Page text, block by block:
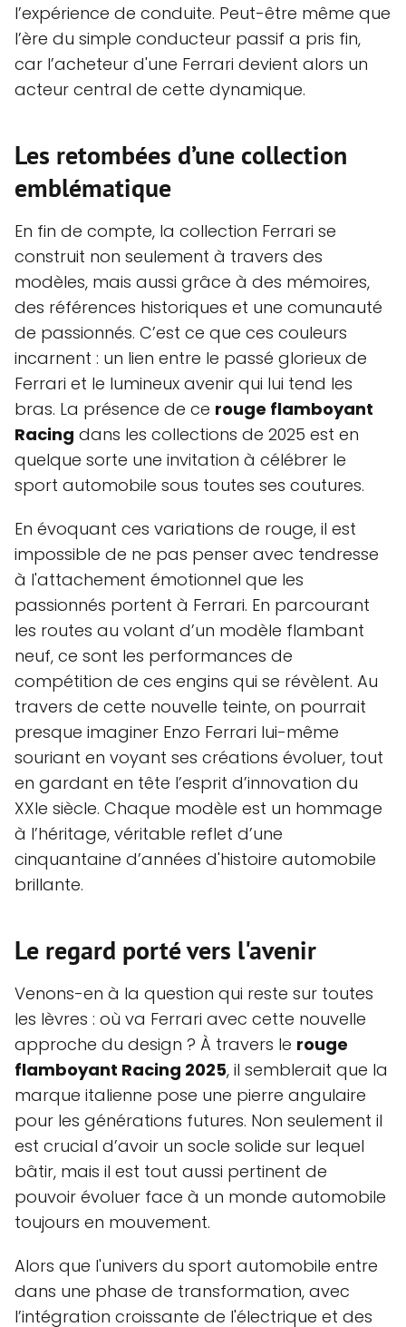
l’expérience de conduite. Peut-être même que
l’ère du simple conducteur passif a pris fin,
car l’acheteur d'une Ferrari devient alors un
acteur central de cette dynamique.
Les retombées d’une collection
emblématique
En fin de compte, la collection Ferrari se
construit non seulement à travers des
modèles, mais aussi grâce à des mémoires,
des références historiques et une comunauté
de passionnés. C’est ce que ces couleurs
incarnent : un lien entre le passé glorieux de
Ferrari et le lumineux avenir qui lui tend les
bras. La présence de ce rouge flamboyant
Racing dans les collections de 2025 est en
quelque sorte une invitation à célébrer le
sport automobile sous toutes ses coutures.
En évoquant ces variations de rouge, il est
impossible de ne pas penser avec tendresse
à l'attachement émotionnel que les
passionnés portent à Ferrari. En parcourant
les routes au volant d’un modèle flambant
neuf, ce sont les performances de
compétition de ces engins qui se révèlent. Au
travers de cette nouvelle teinte, on pourrait
presque imaginer Enzo Ferrari lui-même
souriant en voyant ses créations évoluer, tout
en gardant en tête l’esprit d’innovation du
XXIe siècle. Chaque modèle est un hommage
à l’héritage, véritable reflet d’une
cinquantaine d’années d'histoire automobile
brillante.
Le regard porté vers l'avenir
Venons-en à la question qui reste sur toutes
les lèvres : où va Ferrari avec cette nouvelle
approche du design ? À travers le rouge
flamboyant Racing 2025, il semblerait que la
marque italienne pose une pierre angulaire
pour les générations futures. Non seulement il
est crucial d’avoir un socle solide sur lequel
bâtir, mais il est tout aussi pertinent de
pouvoir évoluer face à un monde automobile
toujours en mouvement.
Alors que l'univers du sport automobile entre
dans une phase de transformation, avec
l’intégration croissante de l'électrique et des